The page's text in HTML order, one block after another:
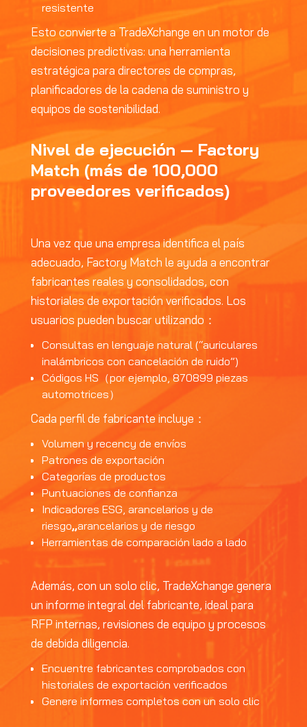
resistente
Esto convierte a TradeXchange en un motor de
decisiones predictivas: una herramienta
estratégica para directores de compras,
planificadores de la cadena de suministro y
equipos de sostenibilidad.
Nivel de ejecución — Factory
Match (más de 100,000
proveedores verificados)
Una vez que una empresa identifica el país
adecuado, Factory Match le ayuda a encontrar
fabricantes reales y consolidados, con
historiales de exportación verificados. Los
usuarios pueden buscar utilizando：
Consultas en lenguaje natural (“auriculares
inalámbricos con cancelación de ruido”)
Códigos HS（por ejemplo, 870899 piezas
automotrices）
Cada perfil de fabricante incluye：
Volumen y recency de envíos
Patrones de exportación
Categorías de productos
Puntuaciones de confianza
Indicadores ESG, arancelarios y de
riesgo,,arancelarios y de riesgo
Herramientas de comparación lado a lado
Además, con un solo clic, TradeXchange genera
un informe integral del fabricante, ideal para
RFP internas, revisiones de equipo y procesos
de debida diligencia.
Encuentre fabricantes comprobados con
historiales de exportación verificados
Genere informes completos con un solo clic